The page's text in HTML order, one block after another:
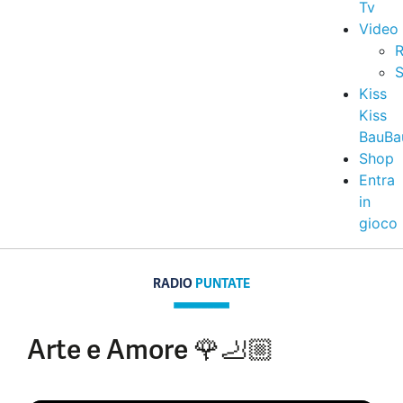
Tv
Video
Kiss
Kiss
Shop
Entra
in
gioco
RADIO PUNTATE
Arte e Amore 🌹🦶🏼